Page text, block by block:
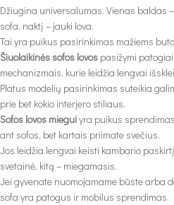
Džiugina universalumas. Vienas baldas
sofa, naktį – jauki lova.
Tai yra puikus pasirinkimas mažiems
Šiuolaikinės sofos lovos pasižymi
mechanizmais, kurie leidžia lengvai
Platus modelių pasirinkimas suteikia
prie bet kokio interjero stiliaus.
Sofos lovos mieguiyra puikus
ant sofos, bet kartais priimate svečius.
Jos leidžia lengvai keisti kambario
svetainė, kitą – miegamasis.
Jei gyvenate nuomojamame būste arba
sofa yra patogus ir mobilus sprendimas.